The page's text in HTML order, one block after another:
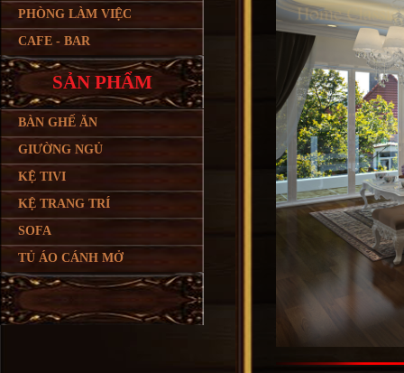
PHÒNG LÀM VIỆC
CAFE - BAR
SẢN PHẨM
BÀN GHẾ ĂN
GIƯỜNG NGỦ
KỆ TIVI
KỆ TRANG TRÍ
SOFA
TỦ ÁO CÁNH MỞ